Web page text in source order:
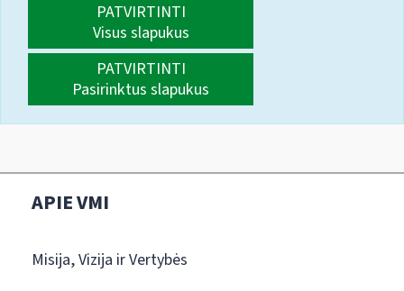
PATVIRTINTI
Visus slapukus
PATVIRTINTI
Pasirinktus slapukus
APIE VMI
Misija, Vizija ir Vertybės